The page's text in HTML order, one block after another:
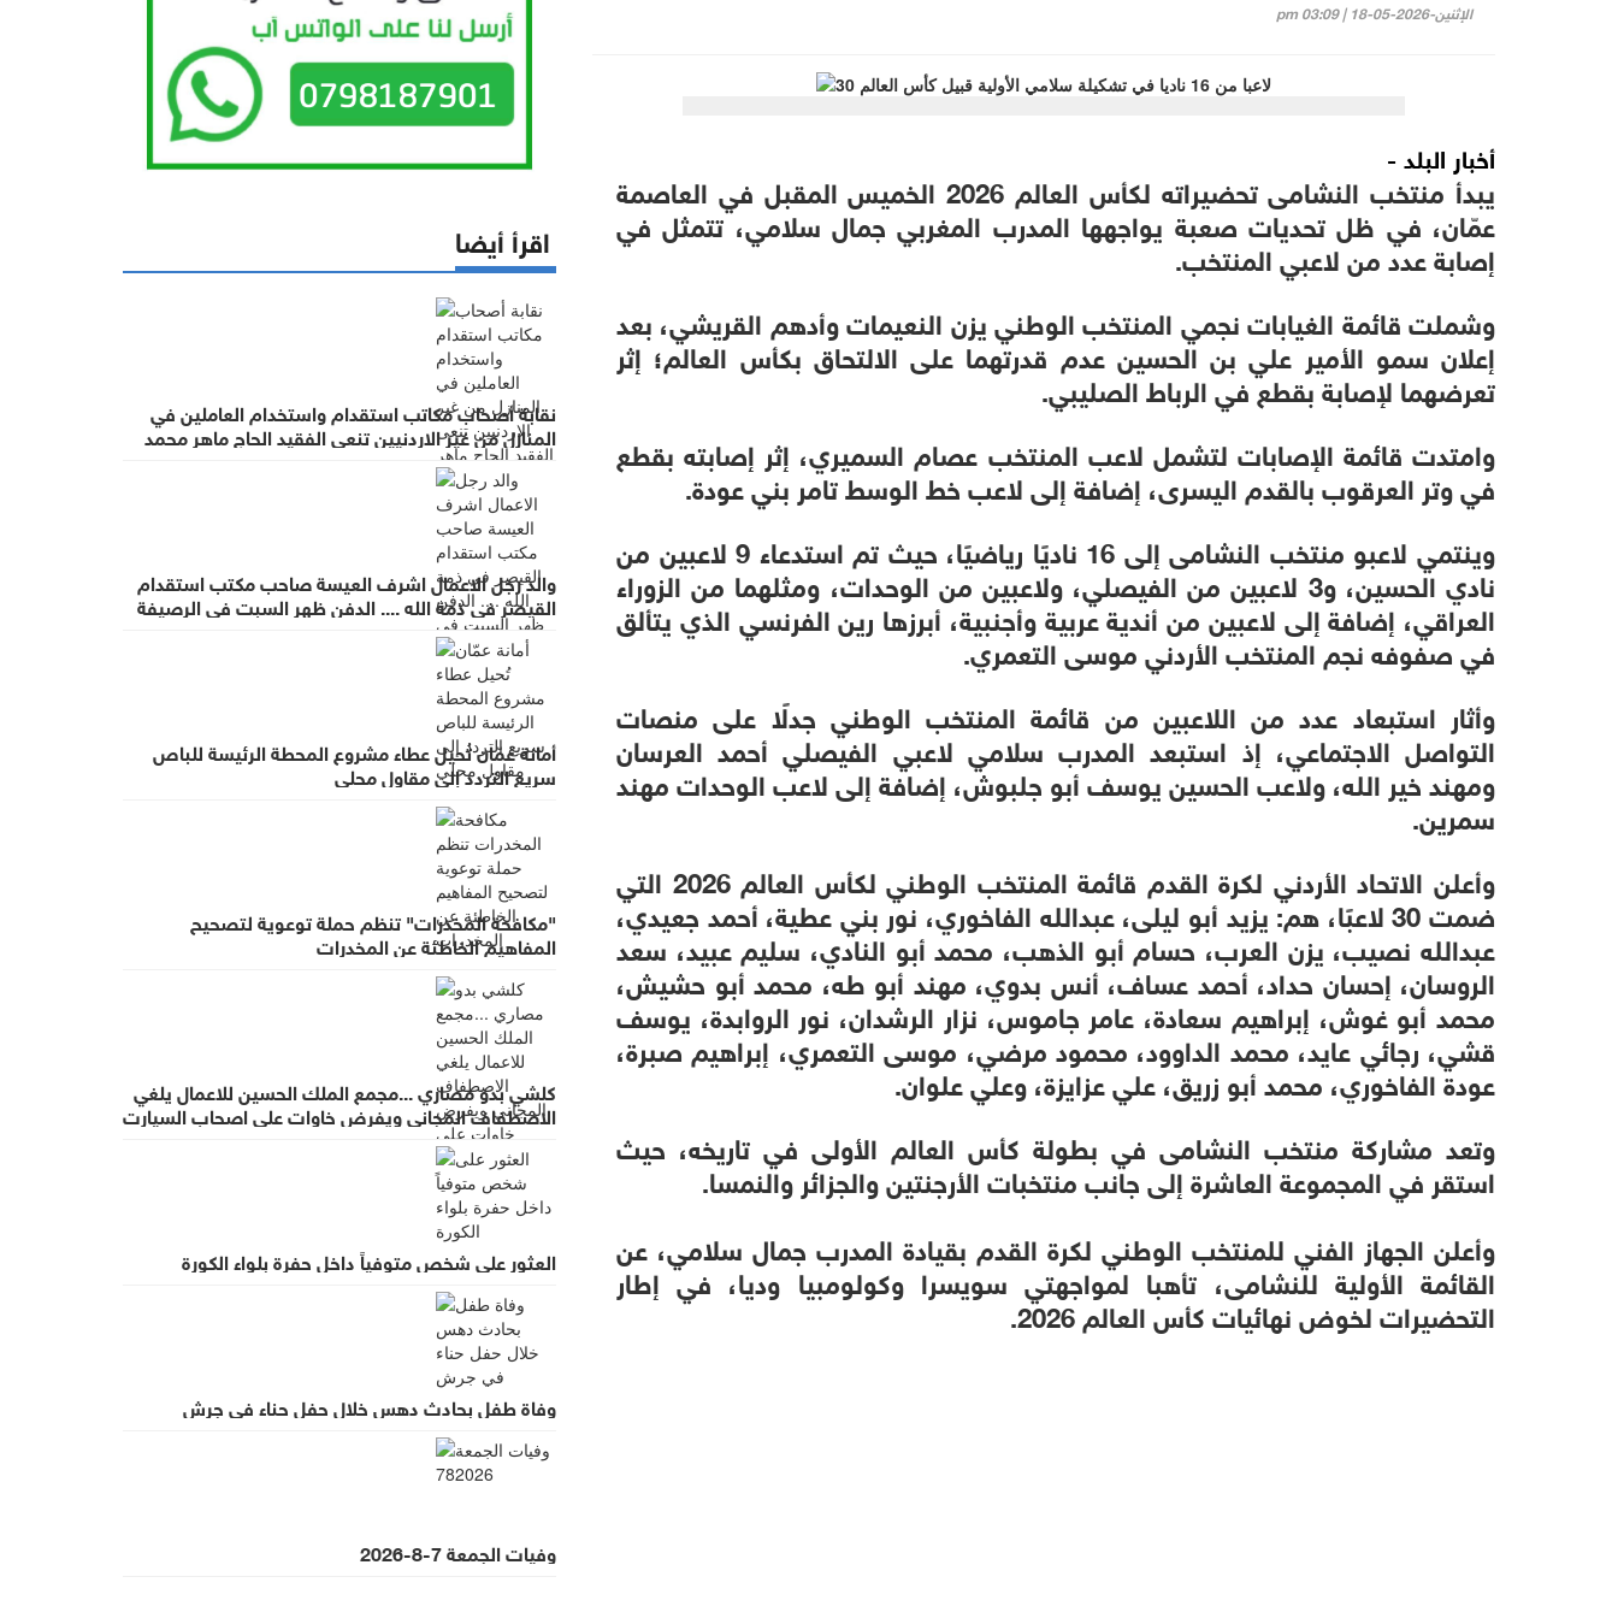
الإثنين-2026-05-18 | 03:09 pm
أخبار البلد -
يبدأ منتخب النشامى تحضيراته لكأس العالم 2026 الخميس المقبل في العاصمة
عمّان، في ظل تحديات صعبة يواجهها المدرب المغربي جمال سلامي، تتمثل في
إصابة عدد من لاعبي المنتخب.
وشملت قائمة الغيابات نجمي المنتخب الوطني يزن النعيمات وأدهم القريشي، بعد
إعلان سمو الأمير علي بن الحسين عدم قدرتهما على الالتحاق بكأس العالم؛ إثر
تعرضهما لإصابة بقطع في الرباط الصليبي.
وامتدت قائمة الإصابات لتشمل لاعب المنتخب عصام السميري، إثر إصابته بقطع
في وتر العرقوب بالقدم اليسرى، إضافة إلى لاعب خط الوسط تامر بني عودة.
وينتمي لاعبو منتخب النشامى إلى 16 ناديًا رياضيًا، حيث تم استدعاء 9 لاعبين من
نادي الحسين، و3 لاعبين من الفيصلي، ولاعبين من الوحدات، ومثلهما من الزوراء
العراقي، إضافة إلى لاعبين من أندية عربية وأجنبية، أبرزها رين الفرنسي الذي يتألق
في صفوفه نجم المنتخب الأردني موسى التعمري.
وأثار استبعاد عدد من اللاعبين من قائمة المنتخب الوطني جدلًا على منصات
التواصل الاجتماعي، إذ استبعد المدرب سلامي لاعبي الفيصلي أحمد العرسان
ومهند خير الله، ولاعب الحسين يوسف أبو جلبوش، إضافة إلى لاعب الوحدات مهند
سمرين.
وأعلن الاتحاد الأردني لكرة القدم قائمة المنتخب الوطني لكأس العالم 2026 التي
ضمت 30 لاعبًا، هم: يزيد أبو ليلى، عبدالله الفاخوري، نور بني عطية، أحمد جعيدي،
عبدالله نصيب، يزن العرب، حسام أبو الذهب، محمد أبو النادي، سليم عبيد، سعد
الروسان، إحسان حداد، أحمد عساف، أنس بدوي، مهند أبو طه، محمد أبو حشيش،
محمد أبو غوش، إبراهيم سعادة، عامر جاموس، نزار الرشدان، نور الروابدة، يوسف
قشي، رجائي عايد، محمد الداوود، محمود مرضي، موسى التعمري، إبراهيم صبرة،
عودة الفاخوري، محمد أبو زريق، علي عزايزة، وعلي علوان.
وتعد مشاركة منتخب النشامى في بطولة كأس العالم الأولى في تاريخه، حيث
استقر في المجموعة العاشرة إلى جانب منتخبات الأرجنتين والجزائر والنمسا.
وأعلن الجهاز الفني للمنتخب الوطني لكرة القدم بقيادة المدرب جمال سلامي، عن
القائمة الأولية للنشامى، تأهبا لمواجهتي سويسرا وكولومبيا وديا، في إطار
التحضيرات لخوض نهائيات كأس العالم 2026.
اقرأ أيضا
نقابة أصحاب مكاتب استقدام واستخدام العاملين في
المنازل من غير الاردنيين تنعى الفقيد الحاج ماهر محمد
العيسة
والد رجل الاعمال اشرف العيسة صاحب مكتب استقدام
القيصر في ذمة الله .... الدفن ظهر السبت في الرصيفة
والعزاء في ديوان صانور بحي الرشيد
أمانة عمّان تُحيل عطاء مشروع المحطة الرئيسة للباص
سريع التردد إلى مقاول محلي
"مكافحة المخدرات" تنظم حملة توعوية لتصحيح
المفاهيم الخاطئة عن المخدرات
كلشي بدو مصاري ...مجمع الملك الحسين للاعمال يلغي
الاصطفاف المجاني ويفرض خاوات على اصحاب السيارت
وغضب واسع لقرار يطرد الاستثمار
العثور على شخص متوفياً داخل حفرة بلواء الكورة
وفاة طفل بحادث دهس خلال حفل حناء في جرش
وفيات الجمعة 7-8-2026